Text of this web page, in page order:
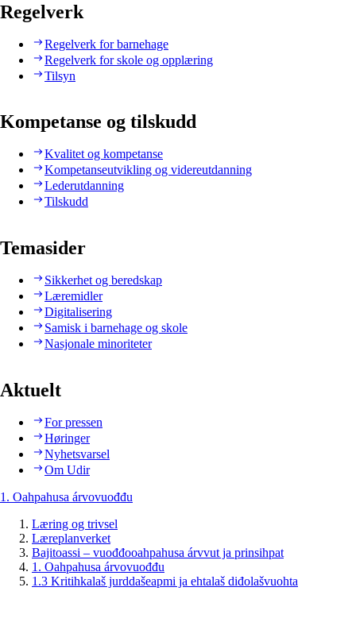
Regelverk
Regelverk for barnehage
Regelverk for skole og opplæring
Tilsyn
Kompetanse og tilskudd
Kvalitet og kompetanse
Kompetanseutvikling og videreutdanning
Lederutdanning
Tilskudd
Temasider
Sikkerhet og beredskap
Læremidler
Digitalisering
Samisk i barnehage og skole
Nasjonale minoriteter
Aktuelt
For pressen
Høringer
Nyhetsvarsel
Om Udir
1. Oahpahusa árvovuođđu
Læring og trivsel
Læreplanverket
Bajitoassi – vuođđooahpahusa árvvut ja prinsihpat
1. Oahpahusa árvovuođđu
1.3 Kritihkalaš jurddašeapmi ja ehtalaš diđolašvuohta